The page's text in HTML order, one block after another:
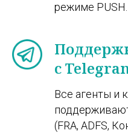
режиме PUSH.
с
Все агенты и
(FRA, ADFS,